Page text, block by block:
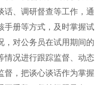
话、调研督查等工作，通
手册等方式，及时掌握试
，对公务员在试用期间的
情况进行跟踪监督、动态
督，把谈心谈话作为掌握